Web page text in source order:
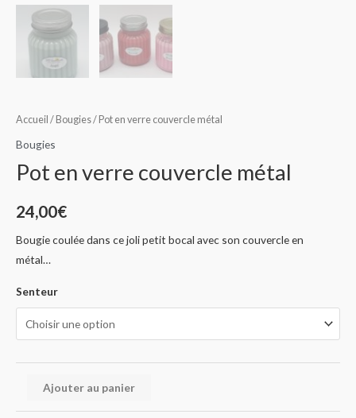
Accueil / Bougies/ Pot en verre couvercle métal
Bougies
Pot en verre couvercle métal
24,00€
Bougie coulée dans ce joli petit bocal avec son couvercle en
métal…
Senteur
Ajouter au panier